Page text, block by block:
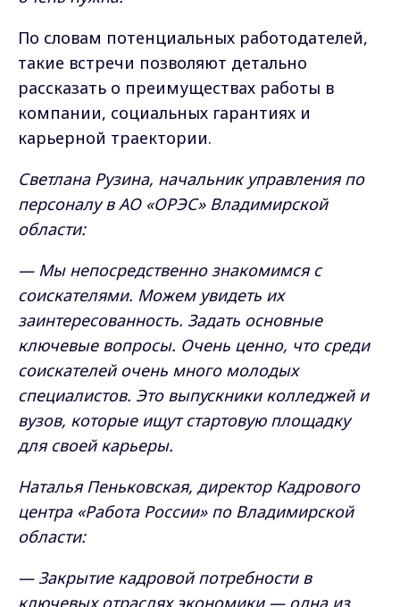
По словам потенциальных работодателей,
такие встречи позволяют детально
рассказать о преимуществах работы в
компании, социальных гарантиях и
карьерной траектории.
Светлана Рузина, начальник управления по
персоналу в АО «ОРЭС» Владимирской
области:
— Мы непосредственно знакомимся с
соискателями. Можем увидеть их
заинтересованность. Задать основные
ключевые вопросы. Очень ценно, что среди
соискателей очень много молодых
специалистов. Это выпускники колледжей и
вузов, которые ищут стартовую площадку
для своей карьеры.
Наталья Пеньковская, директор Кадрового
центра «Работа России» по Владимирской
области:
— Закрытие кадровой потребности в
ключевых отраслях экономики — одна из